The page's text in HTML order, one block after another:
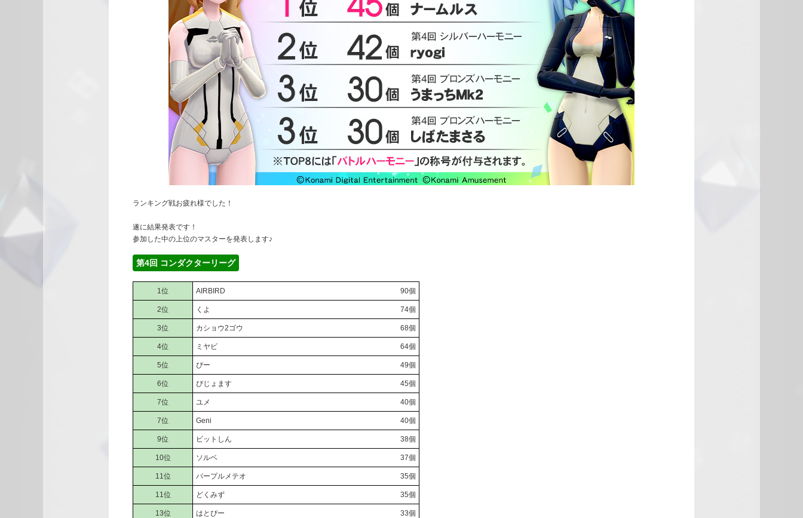
ランキング戦お疲れ様でした！
遂に結果発表です！
参加した中の上位のマスターを発表します♪
第4回 コンダクターリーグ
1位 AIRBIRD 90個
2位 くよ 74個
3位 カショウ2ゴウ 68個
4位 ミヤビ 64個
5位 ぴー 49個
6位 ぴじょます 45個
7位 ユメ 40個
7位 Geni 40個
9位 ビットしん 38個
10位 ソルベ 37個
11位 パープルメテオ 35個
11位 どくみず 35個
13位 はとぴー 33個